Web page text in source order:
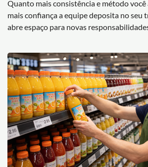
Quanto mais consistência e método
mais confiança a equipe deposita no seu
abre espaço para novas